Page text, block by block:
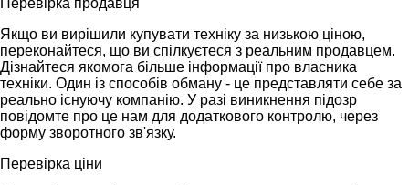
Якщо ви вирішили купувати техніку за низькою ціною,
переконайтеся, що ви спілкуєтеся з реальним продавцем.
Дізнайтеся якомога більше інформації про власника
техніки. Один із способів обману - це представляти себе за
реально існуючу компанію. У разі виникнення підозр
повідомте про це нам для додаткового контролю, через
форму зворотного зв'язку.
Перевірка ціни